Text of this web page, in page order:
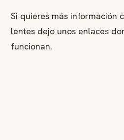
Si quieres más información
lentes dejo unos enlaces
funcionan.